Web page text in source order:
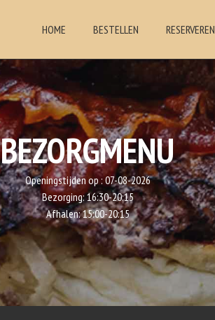
HOME BESTELLEN RESERVEREN
BEZORGMENU
Openingstijden op :07-08-2026
Bezorging:16:30-20:15
Afhalen:15:00-20:15